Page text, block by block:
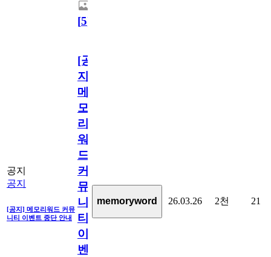
[5]
공지
공지
[공지] 메모리워드 커뮤
니티 이벤트 중단 안내
[공
지]
메
모
리
워
드
커
뮤
니
티
이
벤
memoryword 26.03.26 2천 21